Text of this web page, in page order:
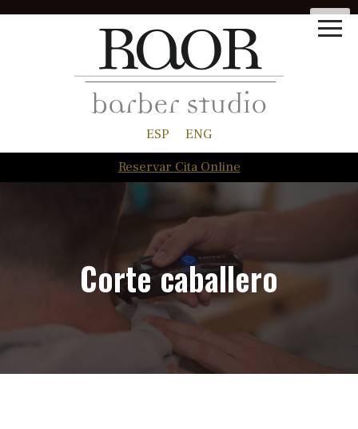
ESP
ENG
Reservar Cita Online
Corte caballero